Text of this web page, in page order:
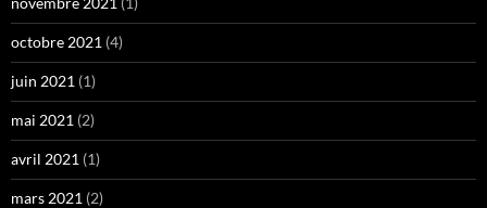
octobre 2021 (4)
juin 2021 (1)
mai 2021 (2)
avril 2021 (1)
mars 2021 (2)